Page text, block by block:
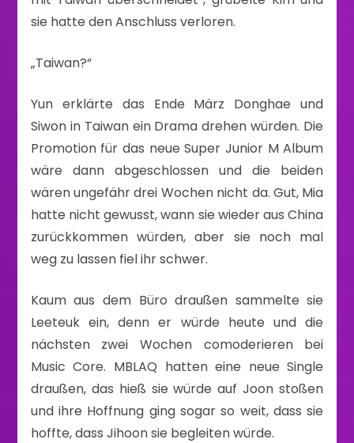
sie hatte den Anschluss verloren.
„Taiwan?“
Yun erklärte das Ende März Donghae und
Siwon in Taiwan ein Drama drehen würden. Die
Promotion für das neue Super Junior M Album
wäre dann abgeschlossen und die beiden
wären ungefähr drei Wochen nicht da. Gut, Mia
hatte nicht gewusst, wann sie wieder aus China
zurückkommen würden, aber sie noch mal
weg zu lassen fiel ihr schwer.
Kaum aus dem Büro draußen sammelte sie
Leeteuk ein, denn er würde heute und die
nächsten zwei Wochen comoderieren bei
Music Core. MBLAQ hatten eine neue Single
draußen, das hieß sie würde auf Joon stoßen
und ihre Hoffnung ging sogar so weit, dass sie
hoffte, dass Jihoon sie begleiten würde.